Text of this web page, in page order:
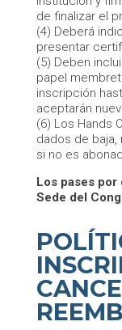
de finalizar el
(4) Deberá
presentar
(5) Deben
papel
inscripción
aceptarán
(6) Los Hands
dados de
si no es
Los pases por
Sede del